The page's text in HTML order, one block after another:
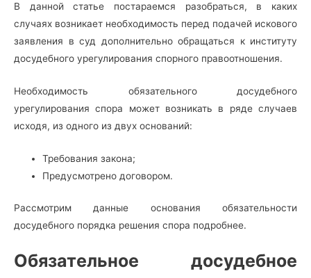
В данной статье постараемся разобраться, в каких
случаях возникает необходимость перед подачей искового
заявления в суд дополнительно обращаться к институту
досудебного урегулирования спорного правоотношения.
Необходимость обязательного досудебного
урегулирования спора может возникать в ряде случаев
исходя, из одного из двух оснований:
Требования закона;
Предусмотрено договором.
Рассмотрим данные основания обязательности
досудебного порядка решения спора подробнее.
Обязательное досудебное